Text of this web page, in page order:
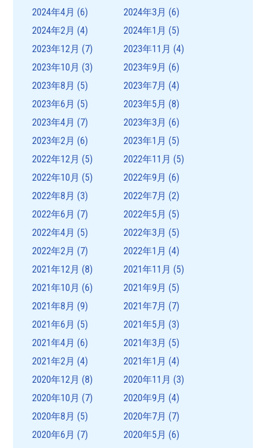
2024年4月 (6) 2024年3月 (6)
2024年2月 (4) 2024年1月 (5)
2023年12月 (7) 2023年11月 (4)
2023年10月 (3) 2023年9月 (6)
2023年8月 (5) 2023年7月 (4)
2023年6月 (5) 2023年5月 (8)
2023年4月 (7) 2023年3月 (6)
2023年2月 (6) 2023年1月 (5)
2022年12月 (5) 2022年11月 (5)
2022年10月 (5) 2022年9月 (6)
2022年8月 (3) 2022年7月 (2)
2022年6月 (7) 2022年5月 (5)
2022年4月 (5) 2022年3月 (5)
2022年2月 (7) 2022年1月 (4)
2021年12月 (8) 2021年11月 (5)
2021年10月 (6) 2021年9月 (5)
2021年8月 (9) 2021年7月 (7)
2021年6月 (5) 2021年5月 (3)
2021年4月 (6) 2021年3月 (5)
2021年2月 (4) 2021年1月 (4)
2020年12月 (8) 2020年11月 (3)
2020年10月 (7) 2020年9月 (4)
2020年8月 (5) 2020年7月 (7)
2020年6月 (7) 2020年5月 (6)